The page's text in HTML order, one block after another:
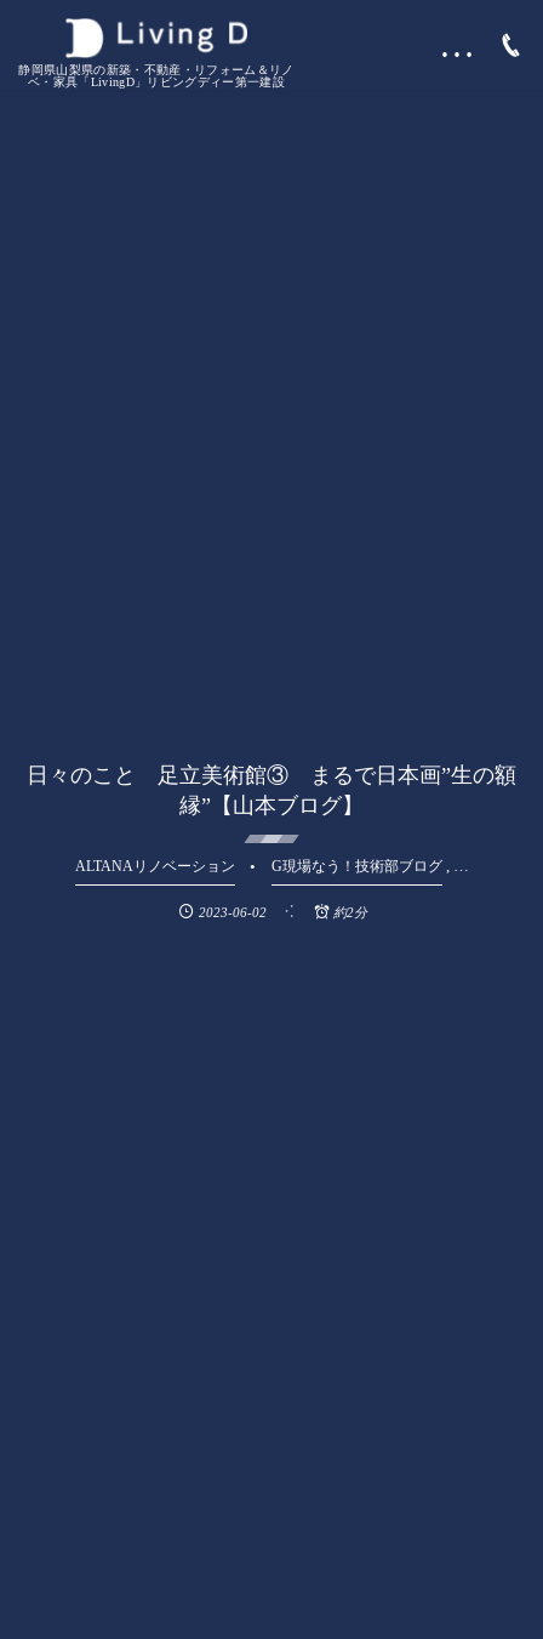
静岡県山梨県の新築・不動産・リフォーム＆リノ
ベ・家具「LivingD」リビングディー第一建設
…
日々のこと 足立美術館③ まるで日本画”生の額
縁”【山本ブログ】
ALTANAリノベーション G現場なう！技術部ブログ, …
2023-06-02 約2分